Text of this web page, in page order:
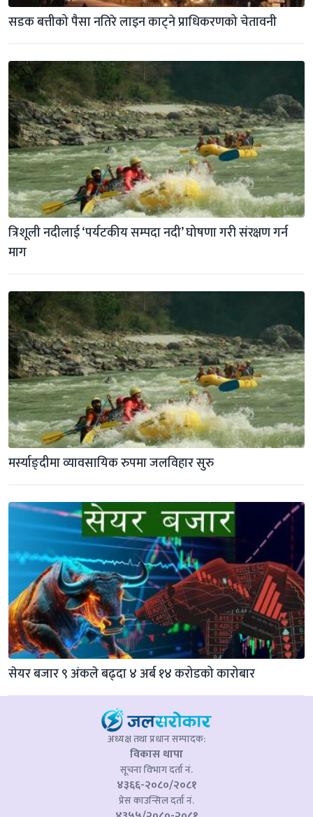
सडक बत्तीको पैसा नतिरे लाइन काट्ने प्राधिकरणको चेतावनी
त्रिशूली नदीलाई ‘पर्यटकीय सम्पदा नदी’ घोषणा गरी संरक्षण गर्न
माग
मर्स्याङ्दीमा व्यावसायिक रुपमा जलविहार सुरु
सेयर बजार ९ अंकले बढ्दा ४ अर्ब १४ करोडको कारोबार
अध्यक्ष तथा प्रधान सम्पादक:
विकास थापा
सूचना विभाग दर्ता नं.
४३६६-२०८०/२०८१
प्रेस काउन्सिल दर्ता नं.